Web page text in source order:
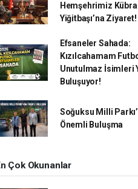
Hemşehrimiz
Yiğitbaşı’na Ziyaret!
Efsaneler Sahada:
Kızılcahamam
Unutulmaz İsimleri
Buluşuyor!
Soğuksu Milli
Önemli Buluşma
Çok Okunanlar